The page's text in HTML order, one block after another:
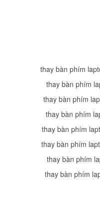
thay bàn phím
thay bàn phím
thay bàn phím
thay bàn phím
thay bàn phím
thay bàn phím
thay bàn phím
thay bàn phím